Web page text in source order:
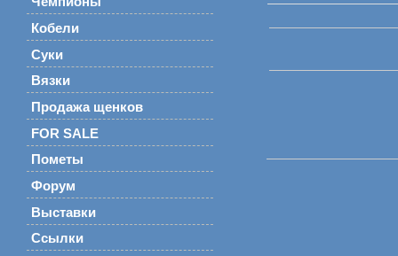
Кобели
Суки
Вязки
Продажа щенков
FOR SALE
Пометы
Форум
Выставки
Ссылки